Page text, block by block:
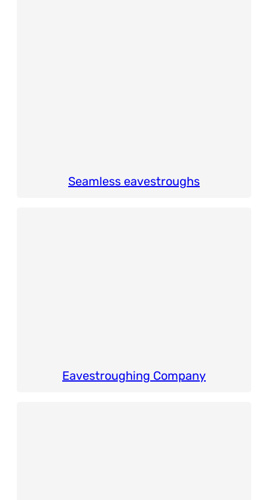
Seamless eavestroughs
Eavestroughing Company